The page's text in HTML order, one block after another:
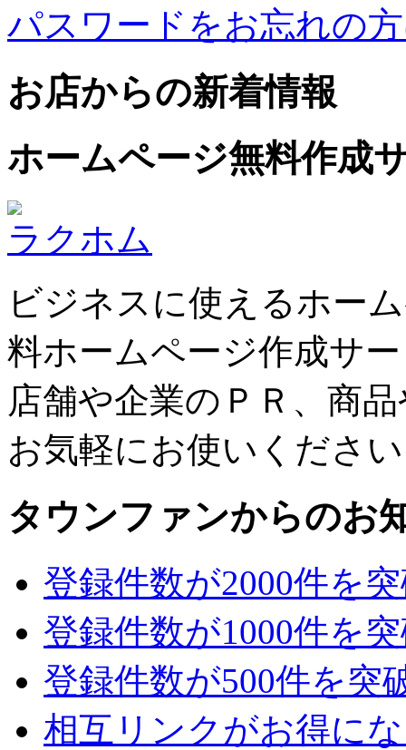
パスワードをお忘れの
お店からの新着情報
ホームページ無料作成
ラクホム
ビジネスに使えるホー
料ホームページ作成サ
店舗や企業のＰＲ、商
お気軽にお使いくださ
タウンファンからのお
登録件数が2000件を
登録件数が1000件を
登録件数が500件を突
相互リンクがお得に